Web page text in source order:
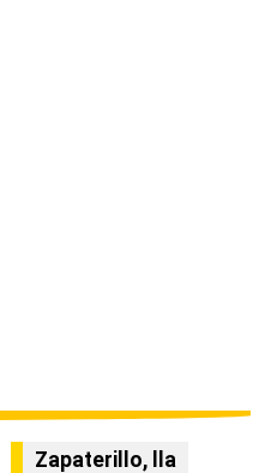
Zapaterillo, lla